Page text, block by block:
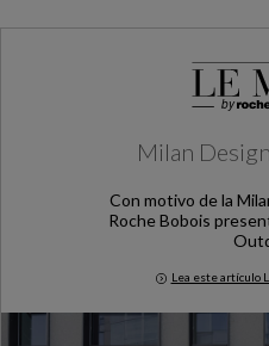
Milan
Con motivo de la
Roche Bobois
Lea este artículo